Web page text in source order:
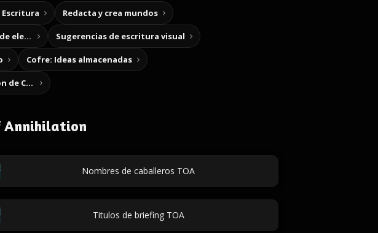
Escritura Redacta y crea mundos
Crea tus propias aventuras de elección Sugerencias de escritura visual
Cofre: Ideas almacenadas
Notas de historia (Extensión de Chrome)
Annihilation
Nombres de caballeros TOA
Titulos de briefing TOA